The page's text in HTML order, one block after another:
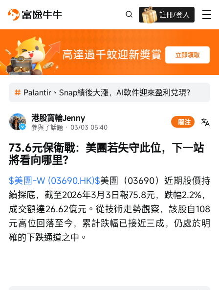
註冊/登入
Palantir、Snap績後大漲，AI軟件迎來盈利兌現？
港股窩輪Jenny
參與了話題 · 03/03 05:40
關注
73.6元保衛戰：美團若失守此位，下一站
將看向哪里？
$美團-W (03690.HK)$美團（03690）近期股價持
續探底，截至2026年3月3日報75.8元，跌幅2.2%，
成交額達26.62億元。從技術走勢觀察，該股自108
元高位回落至今，累計跌幅已接近三成，仍處於明
確的下跌通道之中。